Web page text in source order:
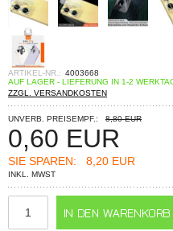
ARTIKEL-NR.: 4003668
AUF LAGER - LIEFERUNG IN 1-2
ZZGL. VERSANDKOSTEN
UNVERB. PREISEMPF.: 8,80 EUR
0,60 EUR
SIE SPAREN: 8,20 EUR
INKL. MWST